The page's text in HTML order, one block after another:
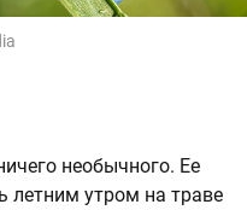
необычного. Ее
летним утром на траве